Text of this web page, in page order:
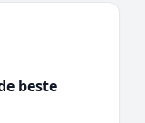
beste